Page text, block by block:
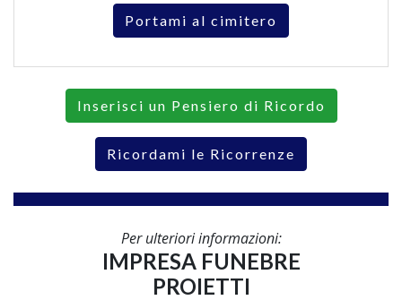
Portami al cimitero
Inserisci un Pensiero di Ricordo
Ricordami le Ricorrenze
Per ulteriori informazioni:
IMPRESA FUNEBRE
PROIETTI